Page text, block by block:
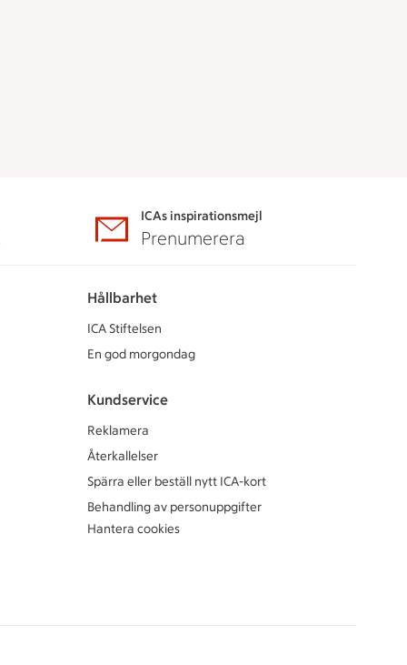
ICAs inspirationsmejl
Prenumerera
Hållbarhet
ICA Stiftelsen
En god morgondag
Kundservice
Reklamera
Återkallelser
Spärra eller beställ nytt ICA-kort
Behandling av personuppgifter
Hantera cookies